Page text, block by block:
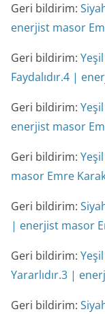
Geri bildirim:
enerjist masor
Geri bildirim:
Faydalıdır.4 |
Geri bildirim:
enerjist masor
Geri bildirim:
masor Emre
Geri bildirim:
| enerjist masor
Geri bildirim:
Yararlıdır.3 |
Geri bildirim: